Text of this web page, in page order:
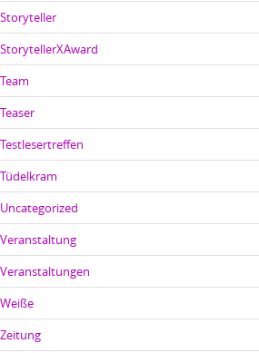
Storyteller
StorytellerXAward
Team
Teaser
Testlesertreffen
Tüdelkram
Uncategorized
Veranstaltung
Veranstaltungen
Weiße
Zeitung